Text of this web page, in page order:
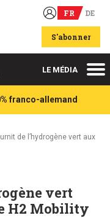
FR DE
S'abonner
LE MÉDIA
franco-allemand
de l’hydrogène vert aux
vert
H2 Mobility